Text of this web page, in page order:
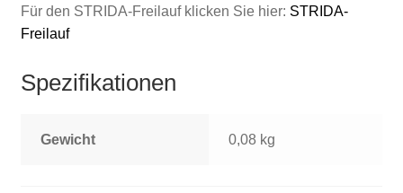
Für den STRIDA-Freilauf klicken Sie hier: STRIDA-
Freilauf
Spezifikationen
Gewicht 0,08 kg